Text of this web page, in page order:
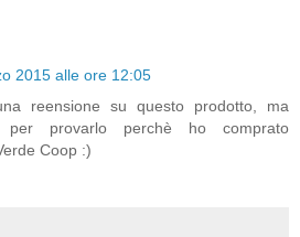
2015 alle ore 12:05
reensione su questo prodotto, ma
per provarlo perchè ho comprato
Coop :)